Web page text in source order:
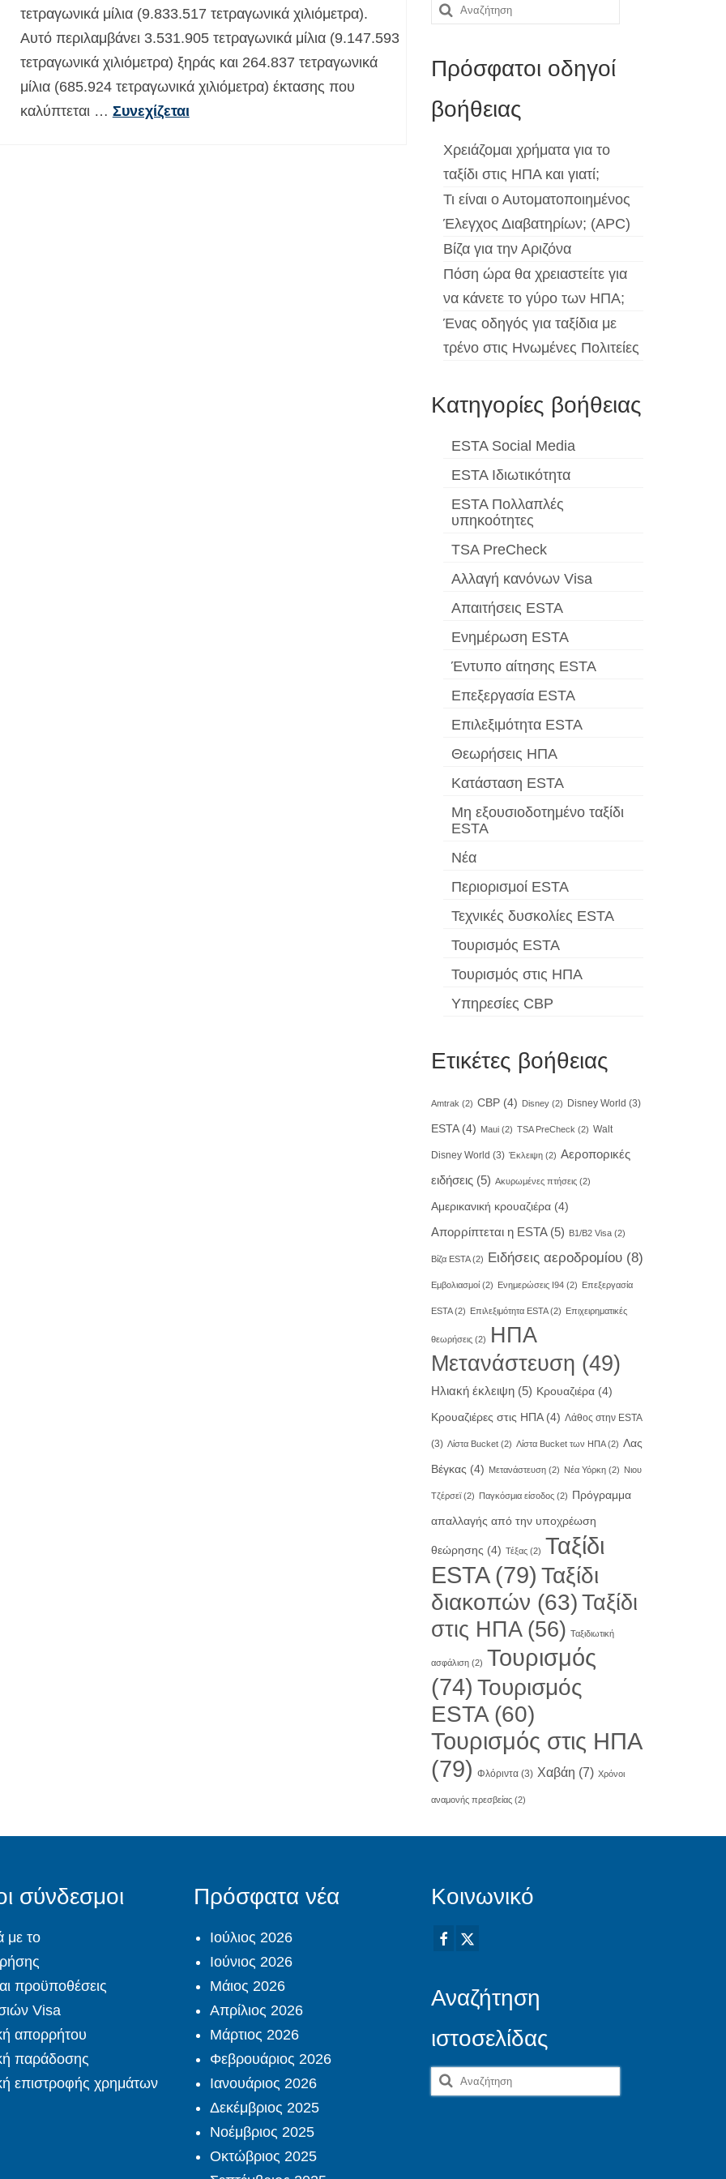
τετραγωνικά μίλια (9.833.517 τετραγωνικά χιλιόμετρα).
Αυτό περιλαμβάνει 3.531.905 τετραγωνικά μίλια (9.147.593
τετραγωνικά χιλιόμετρα) ξηράς και 264.837 τετραγωνικά
μίλια (685.924 τετραγωνικά χιλιόμετρα) έκτασης που
καλύπτεται … Συνεχίζεται
Αναζήτηση
Πρόσφατοι οδηγοί
βοήθειας
Χρειάζομαι χρήματα για το
ταξίδι στις ΗΠΑ και γιατί;
Τι είναι ο Αυτοματοποιημένος
Έλεγχος Διαβατηρίων; (APC)
Βίζα για την Αριζόνα
Πόση ώρα θα χρειαστείτε για
να κάνετε το γύρο των ΗΠΑ;
Ένας οδηγός για ταξίδια με
τρένο στις Ηνωμένες Πολιτείες
Κατηγορίες βοήθειας
ESTA Social Media
ESTA Ιδιωτικότητα
ESTA Πολλαπλές
υπηκοότητες
TSA PreCheck
Αλλαγή κανόνων Visa
Απαιτήσεις ESTA
Ενημέρωση ESTA
Έντυπο αίτησης ESTA
Επεξεργασία ESTA
Επιλεξιμότητα ESTA
Θεωρήσεις ΗΠΑ
Κατάσταση ESTA
Μη εξουσιοδοτημένο ταξίδι
ESTA
Νέα
Περιορισμοί ESTA
Τεχνικές δυσκολίες ESTA
Τουρισμός ESTA
Τουρισμός στις ΗΠΑ
Υπηρεσίες CBP
Ετικέτες βοήθειας
Amtrak (2) CBP(4) Disney(2) Disney World (3)
ESTA(4) Maui(2) TSA PreCheck (2) Walt
Disney World (3) Έκλειψη(2) Αεροπορικές
ειδήσεις(5) Ακυρωμένες πτήσεις(2)
Αμερικανική κρουαζιέρα(4)
Απορρίπτεται η ESTA(5) Β1/B2 Visa(2)
Βίζα ESTA(2) Ειδήσεις αεροδρομίου(8)
Εμβολιασμοί(2) Ενημερώσεις I94(2) Επεξεργασία
ESTA(2) Επιλεξιμότητα ESTA(2) Επιχειρηματικές
θεωρήσεις(2)
ΗΠΑ
Μετανάστευση (49)
Ηλιακή έκλειψη(5) Κρουαζιέρα(4)
Κρουαζιέρες στις ΗΠΑ(4) Λάθος στην ESTA
(3) Λίστα Bucket(2) Λίστα Bucket των ΗΠΑ(2) Λας
Βέγκας (4) Μετανάστευση(2) Νέα Υόρκη(2) Νιου
Τζέρσεϊ(2) Παγκόσμια είσοδος(2) Πρόγραμμα
απαλλαγής από την υποχρέωση
θεώρησης (4) Τέξας(2) Ταξίδι
ESTA(79) Ταξίδι
διακοπών (63)Ταξίδι
στις ΗΠΑ(56) Ταξιδιωτική
ασφάλιση(2) Τουρισμός
(74) Τουρισμός
ESTA(60)
Τουρισμός στις ΗΠΑ
(79) Φλόριντα(3) Χαβάη (7) Χρόνοι
αναμονής πρεσβείας(2)
σύνδεσμοι
με το
προϋποθέσεις
Visa
απορρήτου
παράδοσης
επιστροφής χρημάτων
Πρόσφατα νέα
Ιούλιος 2026
Ιούνιος 2026
Μάιος 2026
Απρίλιος 2026
Μάρτιος 2026
Φεβρουάριος 2026
Ιανουάριος 2026
Δεκέμβριος 2025
Νοέμβριος 2025
Οκτώβριος 2025
Κοινωνικό
Αναζήτηση
ιστοσελίδας
Αναζήτηση
για: